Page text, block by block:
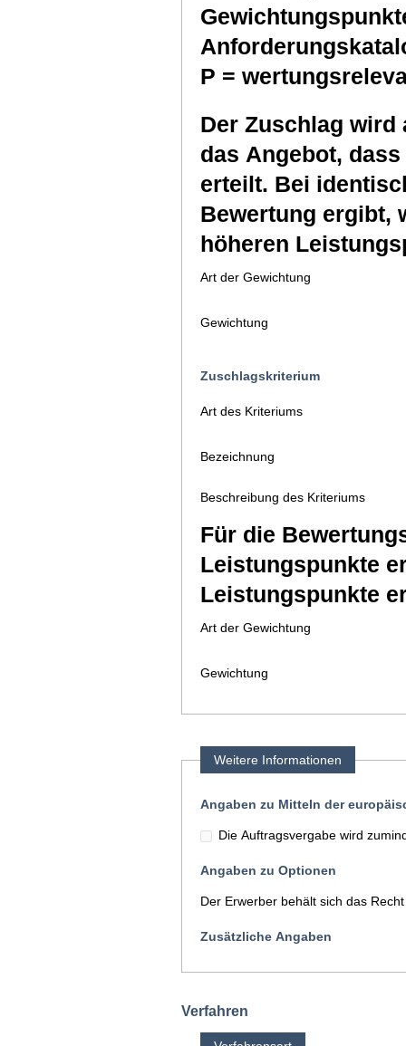
P =
Der Zuschlag
das Angebot,
erteilt. Bei
Bewertung ergibt,
höheren
Art der Gewichtung
Gewichtung
Zuschlagskriterium
Art des Kriteriums
Bezeichnung
Beschreibung des Kriteriums
Für die
Leistungspunkte
Leistungspunkte
Art der Gewichtung
Gewichtung
Weitere Informationen
Angaben zu Mitteln der
Die Auftragsvergabe wird
Angaben zu Optionen
Der Erwerber behält sich das
Zusätzliche Angaben
Verfahren